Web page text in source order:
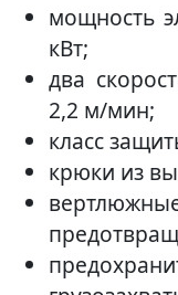
мощность
кВт;
два
2,2 м/мин;
класс
крюки из